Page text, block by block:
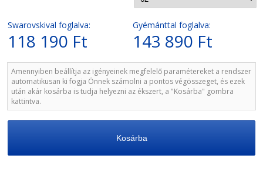
Swarovskival foglalva:
118 190 Ft
Gyémánttal foglalva:
143 890 Ft
Amennyiben beállítja az igényeinek megfelelő paramétereket a rendszer
automatikusan ki fogja Önnek számolni a pontos végösszeget, és ezek
után akár kosárba is tudja helyezni az ékszert, a "Kosárba" gombra
kattintva.
Kosárba